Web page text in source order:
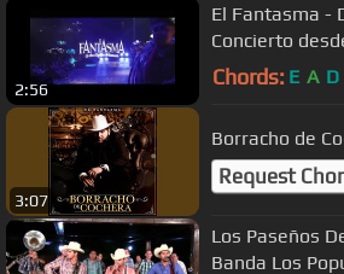
2:56
El Fantasma -
Concierto
Chords: E A D
3:07
Borracho de
Request
Los Paseños
Banda Los